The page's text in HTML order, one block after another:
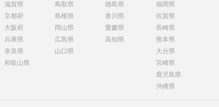
滋賀県
京都府
大阪府
兵庫県
奈良県
和歌山県
鳥取県
島根県
岡山県
広島県
山口県
徳島県
香川県
愛媛県
高知県
福岡県
佐賀県
長崎県
熊本県
大分県
宮崎県
鹿児島県
沖縄県